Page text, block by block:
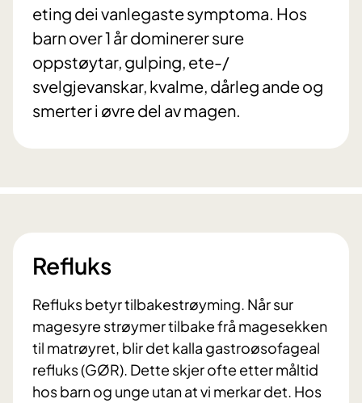
eting dei vanlegaste symptoma. Hos
barn over 1 år dominerer sure
oppstøytar, gulping, ete-/
svelgjevanskar, kvalme, dårleg ande og
smerter i øvre del av magen.
Refluks
Refluks betyr tilbakestrøyming. Når sur
magesyre strøymer tilbake frå magesekken
til matrøyret, blir det kalla gastroøsofageal
refluks (GØR). Dette skjer ofte etter måltid
hos barn og unge utan at vi merkar det. Hos